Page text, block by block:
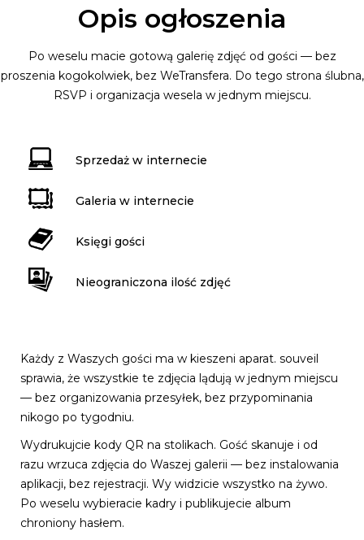
Opis ogłoszenia
Po weselu macie gotową galerię zdjęć od gości — bez
proszenia kogokolwiek, bez WeTransfera. Do tego strona ślubna,
RSVP i organizacja wesela w jednym miejscu.
Sprzedaż w internecie
Galeria w internecie
Księgi gości
Nieograniczona ilość zdjęć
Każdy z Waszych gości ma w kieszeni aparat. souveil
sprawia, że wszystkie te zdjęcia lądują w jednym miejscu
— bez organizowania przesyłek, bez przypominania
nikogo po tygodniu.
Wydrukujcie kody QR na stolikach. Gość skanuje i od
razu wrzuca zdjęcia do Waszej galerii — bez instalowania
aplikacji, bez rejestracji. Wy widzicie wszystko na żywo.
Po weselu wybieracie kadry i publikujecie album
chroniony hasłem.